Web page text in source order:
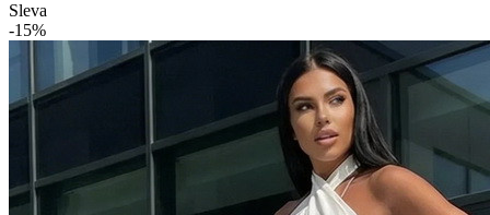
Sleva
-15%